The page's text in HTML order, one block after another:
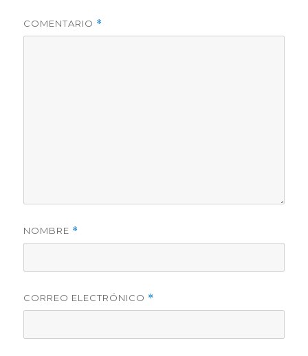
COMENTARIO *
NOMBRE *
CORREO ELECTRÓNICO *